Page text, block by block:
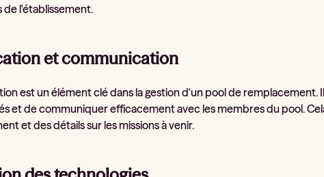
de l'établissement.
et communication
est un élément clé dans la gestion d'un pool de
et de communiquer efficacement avec les membres du pool.
et des détails sur les missions à venir.